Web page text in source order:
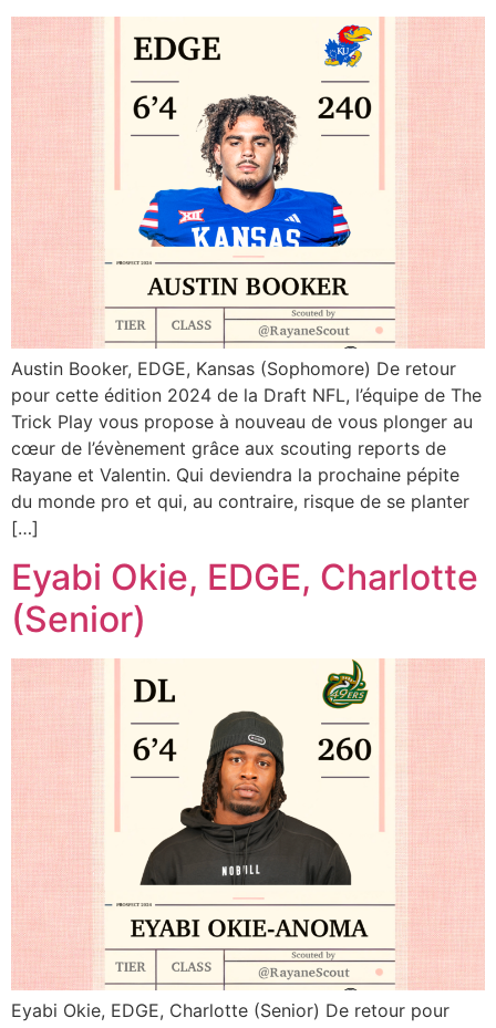
Austin Booker, EDGE, Kansas (Sophomore) De retour
pour cette édition 2024 de la Draft NFL, l’équipe de The
Trick Play vous propose à nouveau de vous plonger au
cœur de l’évènement grâce aux scouting reports de
Rayane et Valentin. Qui deviendra la prochaine pépite
du monde pro et qui, au contraire, risque de se planter
[…]
Eyabi Okie, EDGE, Charlotte
(Senior)
Eyabi Okie, EDGE, Charlotte (Senior) De retour pour